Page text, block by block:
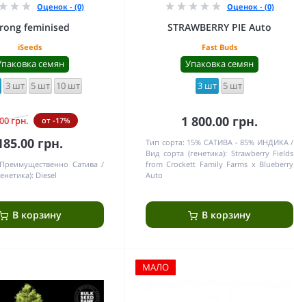
Оценок - (0)
feminised
iSeeds
семян
3 шт 5 шт 10 шт
грн. от -17%
грн.
Преимущественно Сатива
Diesel
В корзину
Оценок - (0)
STRAWBERRY PIE Auto
Fast Buds
Упаковка семян
3 шт 5 шт
1 800.00 грн.
Тип сорта: 15% САТИВА - 85% ИНДИКА
Вид сорта (генетика): Strawberry Fields
from Crockett Family Farms x Blueberry
Auto
В корзину
МАЛО